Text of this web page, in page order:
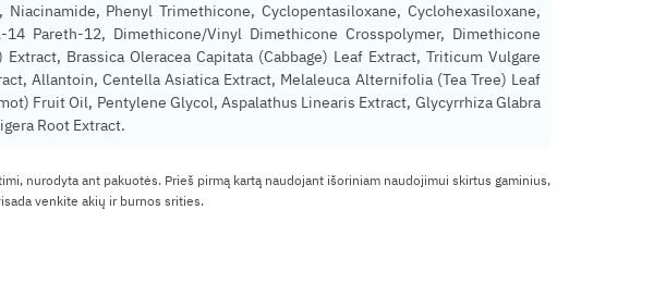
Phenyl Trimethicone, Cyclopentasiloxane, Cyclohexasiloxane,
Pareth-12, Dimethicone/Vinyl Dimethicone Crosspolymer, Dimethicone
Brassica Oleracea Capitata (Cabbage) Leaf Extract, Triticum Vulgare
Allantoin, Centella Asiatica Extract, Melaleuca Alternifolia (Tea Tree) Leaf
Fruit Oil, Pentylene Glycol, Aspalathus Linearis Extract, Glycyrrhiza Glabra
Root Extract.
nurodyta ant pakuotės. Prieš pirmą kartą naudojant išoriniam naudojimui skirtus gaminius,
venkite akių ir burnos srities.